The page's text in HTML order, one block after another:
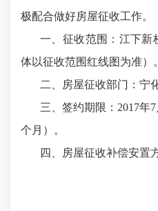
极配合做好房屋征收工作。
一、征收范围：江下新
体以征收范围红线图为准）。
二、房屋征收部门：宁
三、签约期限：2017年
个月）。
四、房屋征收补偿安置